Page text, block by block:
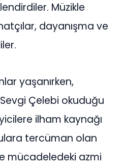
Müzikle
dayanışma ve
yaşanırken,
Çelebi okuduğu
ilham kaynağı
tercüman olan
mücadeledeki azmi